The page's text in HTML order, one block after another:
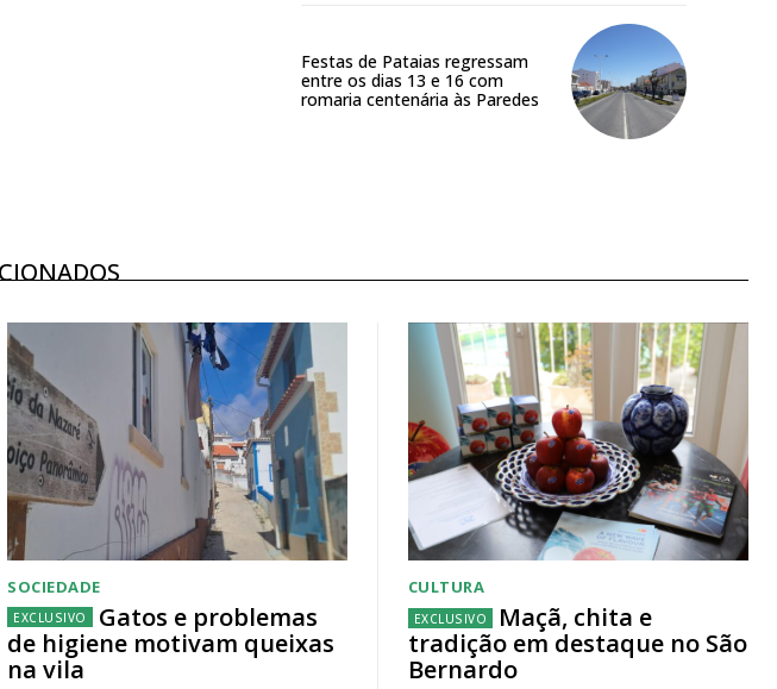
Festas de Pataias regressam
entre os dias 13 e 16 com
romaria centenária às Paredes
SOCIEDADE
Gatos e problemas
de higiene motivam queixas
na vila
CULTURA
Maçã, chita e
tradição em destaque no São
Bernardo